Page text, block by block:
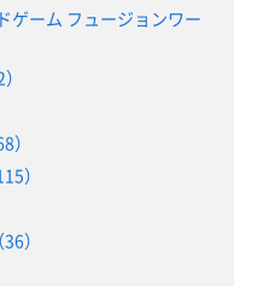
ゲーム フュージョンワー
）
）
）